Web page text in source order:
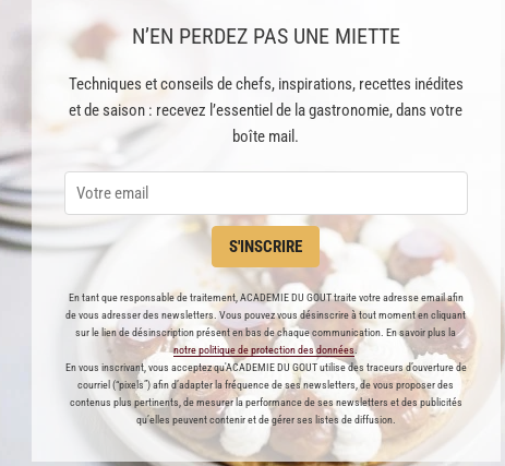
N’EN PERDEZ PAS UNE MIETTE
Techniques et conseils de chefs, inspirations, recettes inédites
et de saison : recevez l’essentiel de la gastronomie, dans votre
boîte mail.
S'INSCRIRE
En tant que responsable de traitement, ACADEMIE DU GOUT traite votre adresse email afin
de vous adresser des newsletters. Vous pouvez vous désinscrire à tout moment en cliquant
sur le lien de désinscription présent en bas de chaque communication. En savoir plus la
notre politique de protection des données.
En vous inscrivant, vous acceptez qu'ACADEMIE DU GOUT utilise des traceurs d’ouverture de
courriel (“pixels”) afin d’adapter la fréquence de ses newsletters, de vous proposer des
contenus plus pertinents, de mesurer la performance de ses newsletters et des publicités
qu’elles peuvent contenir et de gérer ses listes de diffusion.
PREMIUM
ENFIN ACCESSIBLE !
et pâtisserie